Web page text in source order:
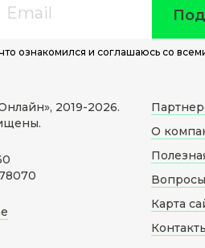
ознакомился и соглашаюсь со
2019-2026.
О
Карта